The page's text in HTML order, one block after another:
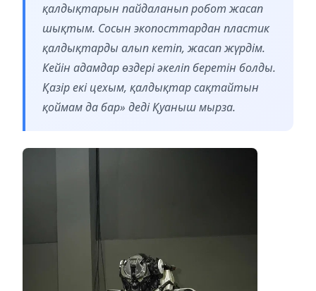
қалдықтарын пайдаланып робот жасап
шықтым. Сосын экопосттардан пластик
қалдықтарды алып кетіп, жасап жүрдім.
Кейін адамдар өздері әкеліп беретін болды.
Қазір екі цехым, қалдықтар сақтайтын
қоймам да бар» деді Қуаныш мырза.